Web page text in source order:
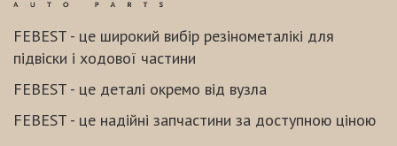
FEBEST - це широкий вибір резінометалікі для
підвіски і ходової частини
FEBEST - це деталі окремо від вузла
FEBEST - це надійні запчастини за доступною ціною